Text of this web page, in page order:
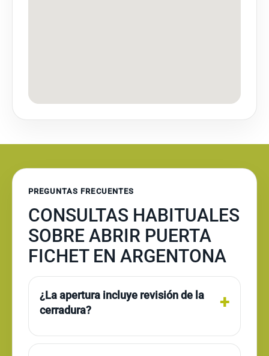
PREGUNTAS FRECUENTES
CONSULTAS HABITUALES
SOBRE ABRIR PUERTA
FICHET EN ARGENTONA
¿La apertura incluye revisión de la
cerradura?